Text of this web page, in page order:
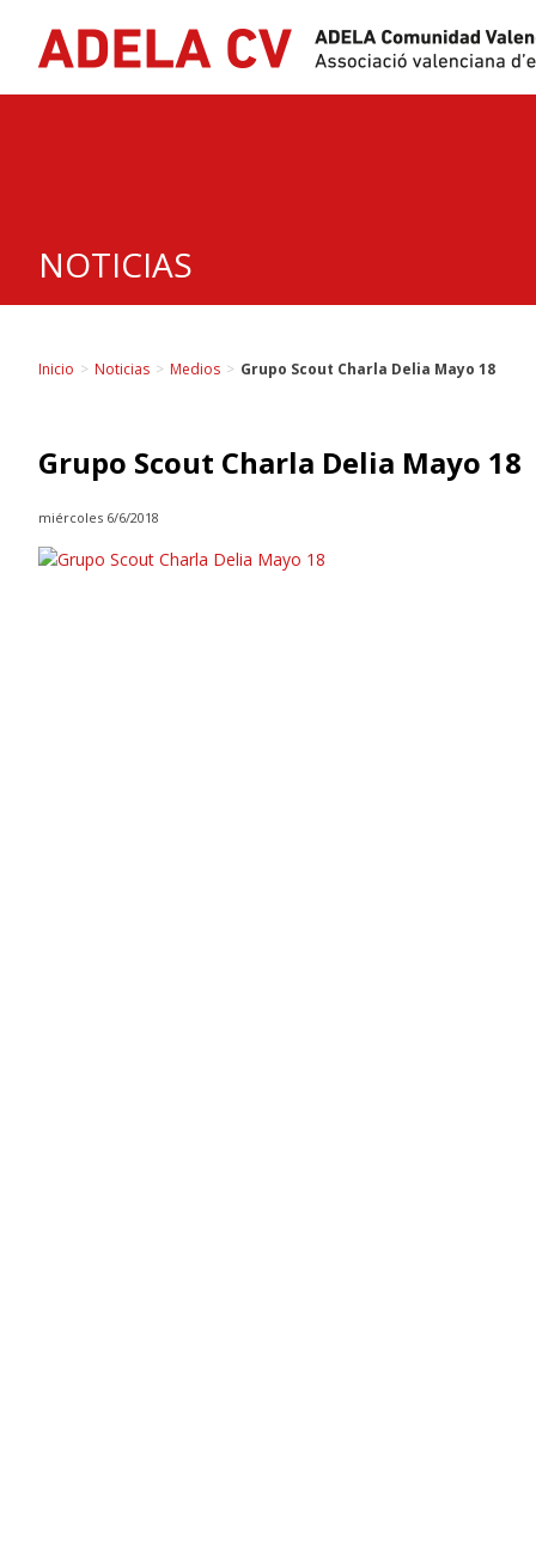
NOTICIAS
Inicio > Noticias > Medios > Grupo Scout Charla Delia Mayo 18
Grupo Scout Charla Delia Mayo 18
miércoles 6/6/2018